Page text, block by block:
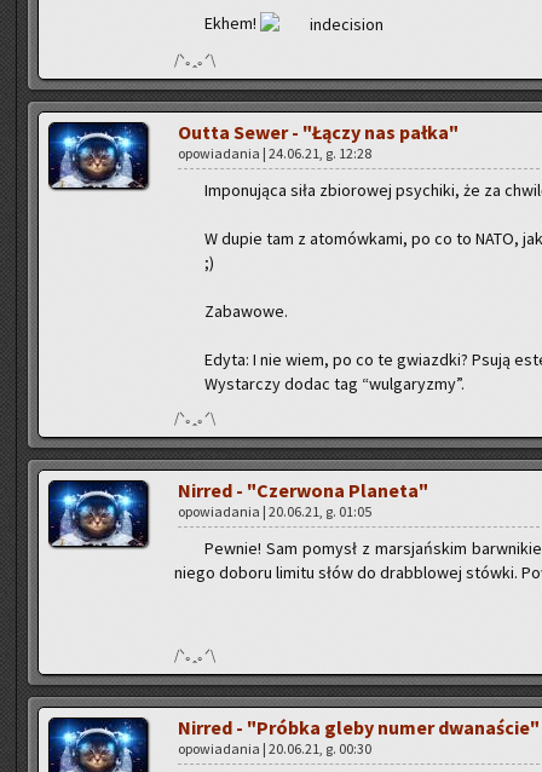
Ekhem!
/ᐠ｡ꞈ｡ᐟ\
Outta Sewer - "Łączy nas pałka"
opo­wia­da­nia | 24.06.21, g. 12:28
Im­po­nu­ją­ca siła zbio­ro­wej psy­chi­ki, że za
W dupie tam z ato­mów­ka­mi, po co to NATO,
;)
Za­ba­wo­we.
Edyta: I nie wiem, po co te gwiazd­ki? Psują
Wy­star­czy dodac tag “wul­ga­ry­zmy”.
/ᐠ｡ꞈ｡ᐟ\
Nir­red - "Czer­wo­na Pla­ne­ta"
opo­wia­da­nia | 20.06.21, g. 01:05
Pew­nie! Sam po­mysł z mar­sjań­skim
nie­go do­bo­ru li­mi­tu słów do drab­blo­wej stów­ki.
/ᐠ｡ꞈ｡ᐟ\
Nir­red - "Prób­ka gleby numer dwa­na­ście"
opo­wia­da­nia | 20.06.21, g. 00:30